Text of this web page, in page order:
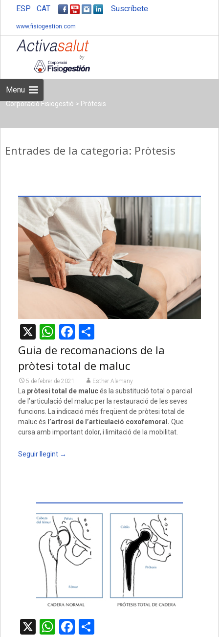
ESP CAT Suscríbete
www.fisiogestion.com
Menu
Corporació Fisiogestió > Pròtesis
Entrades de la categoria: Pròtesis
X WhatsApp
Facebook
Guia de recomanacions de la
pròtesi total de maluc
5 de febrer de 2021 Esther Alemany
Lapròtesi total de malucés la substitució total o parcial
de l’articulació del maluc per la restauració de les seves
funcions. La indicació més freqüent de pròtesi total de
maluc és l’artrosi de l’articulació coxofemoral. Que
cursa amb important dolor, i limitació de la mobilitat.
Seguir llegint →
X WhatsApp
Facebook